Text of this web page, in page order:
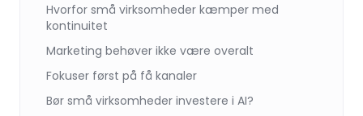
Hvorfor små virksomheder kæmper med
kontinuitet
Marketing behøver ikke være overalt
Fokuser først på få kanaler
Bør små virksomheder investere i AI?